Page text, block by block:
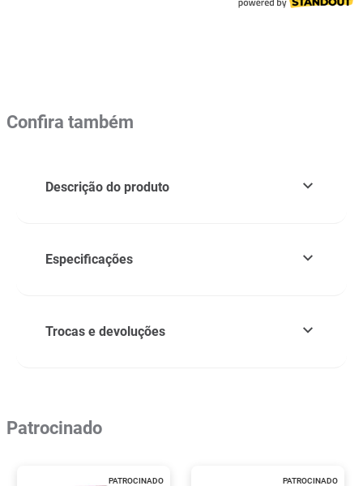
Confira também
Descrição do produto
Especificações
Trocas e devoluções
Patrocinado
PATROCINADO PATROCINADO